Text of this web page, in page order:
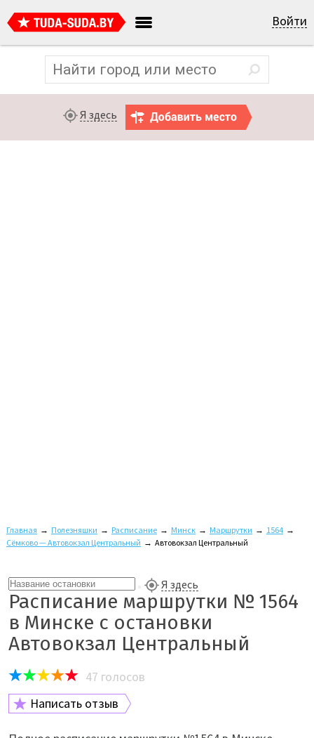
Войти
Я здесь
Главная → Полезняшки → Расписание → Минск → Маршрутки → 1564 →
Сёмково — Автовокзал Центральный → Автовокзал Центральный
Я здесь
Расписание маршрутки № 1564
в Минске с остановки
Автовокзал Центральный
47 голосов
Написать отзыв